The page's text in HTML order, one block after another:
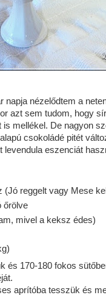
napja nézelődtem a
azt sem tudom, hogy
mellékel. De nagyon
csokoládé pitét
levendula eszenciát
(Jó reggelt vagy Mese
őrölve
mivel a keksz édes)
és 170-180 fokos
aprítóba tesszük és